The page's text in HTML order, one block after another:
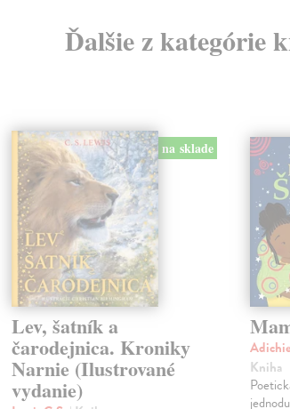
Ďalšie z kategórie
na sklade
Lev, šatník a
čarodejnica. Kroniky
Narnie (Ilustrované
vydanie)
Kniha